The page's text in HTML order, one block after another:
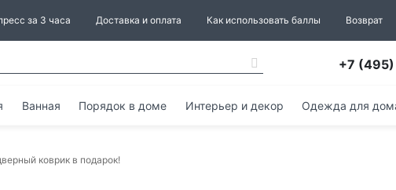
за 3 часа Доставка и оплата Как использовать баллы Возврат
+7
Ванная Порядок в доме Интерьер и декор Одежда для
коврик в подарок!